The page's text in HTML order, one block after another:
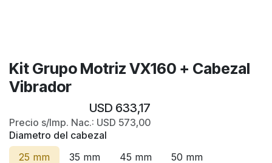
Kit Grupo Motriz VX160 + Cabezal
Vibrador
USD 633,17
Precio s/Imp. Nac.: USD 573,00
Diametro del cabezal
25 mm
35 mm 45 mm
50 mm